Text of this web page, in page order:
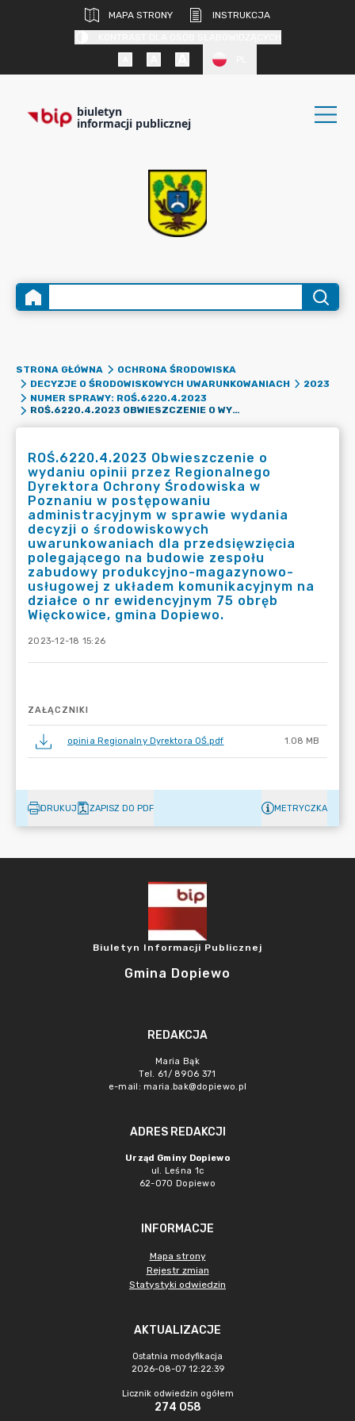
MAPA STRONY
INSTRUKCJA
biuletyn
informacji publicznej
STRONA GŁÓWNA
OCHRONA ŚRODOWISKA
DECYZJE O ŚRODOWISKOWYCH UWARUNKOWANIACH
2023
NUMER SPRAWY: ROŚ.6220.4.2023
ROŚ.6220.4.2023 OBWIESZCZENIE O WYDANIU OPINII PRZEZ REGIONALNEGO DYREKTORA OCHRONY ŚRODOWISKA W POZNANIU W POSTĘPOWANIU ADMINISTRACYJNYM W SPRAWIE WYDANIA DECYZJI O ŚRODOWISKOWYCH UWARUNKOWANIACH DLA PRZEDSIĘWZIĘCIA POLEGAJĄCEGO NA BUDOWIE ZESPOŁU ZABUDOWY PRODUKCYJNO-MAGAZYNOWO-USŁUGOWEJ Z UKŁADEM KOMUNIKACYJNYM NA DZIAŁCE O NR EWIDENCYJNYM 75 OBRĘB WIĘCKOWICE, GMINA DOPIEWO.
ROŚ.6220.4.2023 Obwieszczenie o
wydaniu opinii przez Regionalnego
Dyrektora Ochrony Środowiska w
Poznaniu w postępowaniu
administracyjnym w sprawie wydania
decyzji o środowiskowych
uwarunkowaniach dla przedsięwzięcia
polegającego na budowie zespołu
zabudowy produkcyjno-magazynowo-
usługowej z układem komunikacyjnym na
działce o nr ewidencyjnym 75 obręb
Więckowice, gmina Dopiewo.
2023-12-18 15:26
ZAŁĄCZNIKI
opinia Regionalny Dyrektora OŚ.pdf 1.08 MB
DRUKUJ ZAPISZ DO PDF METRYCZKA
Biuletyn Informacji Publicznej
Gmina Dopiewo
REDAKCJA
Maria Bąk
Tel. 61/ 8906 371
e-mail: maria.bak@dopiewo.pl
ADRES REDAKCJI
Urząd Gminy Dopiewo
ul. Leśna 1c
62-070 Dopiewo
INFORMACJE
Mapa strony
Rejestr zmian
Statystyki odwiedzin
AKTUALIZACJE
Ostatnia modyfikacja
2026-08-07 12:22:39
Licznik odwiedzin ogółem
274 058